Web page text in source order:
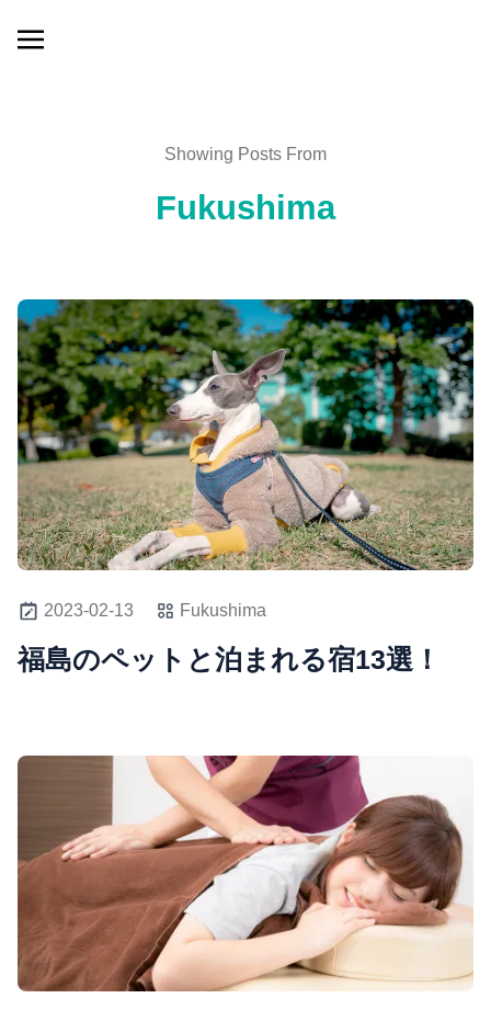
Showing Posts From
Fukushima
2023-02-13 Fukushima
福島のペットと泊まれる宿13選！